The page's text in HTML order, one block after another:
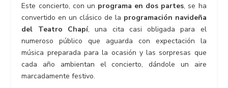
Este concierto, con un programa en dos partes, se ha
convertido en un clásico de la programación navideña
del Teatro Chapí, una cita casi obligada para el
numeroso público que aguarda con expectación la
música preparada para la ocasión y las sorpresas que
cada año ambientan el concierto, dándole un aire
marcadamente festivo.